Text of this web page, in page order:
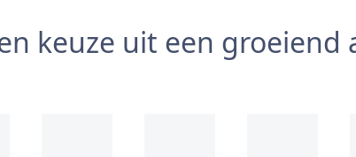
keuze uit een groeiend